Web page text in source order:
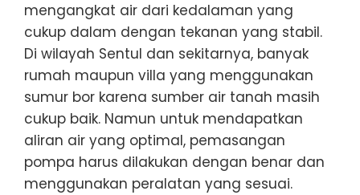
mengangkat air dari kedalaman yang
cukup dalam dengan tekanan yang stabil.
Di wilayah Sentul dan sekitarnya, banyak
rumah maupun villa yang menggunakan
sumur bor karena sumber air tanah masih
cukup baik. Namun untuk mendapatkan
aliran air yang optimal, pemasangan
pompa harus dilakukan dengan benar dan
menggunakan peralatan yang sesuai.